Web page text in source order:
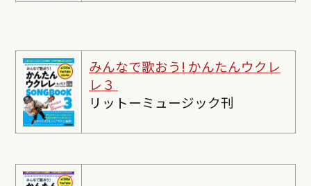
みんなで歌おう! かんたんウクレ
レ３
リットーミュージック刊